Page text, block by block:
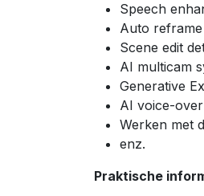
Speech
Auto
Scene edit
AI multicam
Generative
AI voice-
Werken met
enz.
Praktische